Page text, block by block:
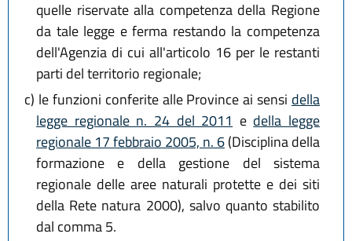
quelle riservate alla competenza della Regione
da tale legge e ferma restando la competenza
dell'Agenzia di cui all'articolo 16 per le restanti
parti del territorio regionale;
c) le funzioni conferite alle Province ai sensi della
legge regionale n. 24 del 2011 e della legge
regionale 17 febbraio 2005, n. 6(Disciplina della
formazione e della gestione del sistema
regionale delle aree naturali protette e dei siti
della Rete natura 2000), salvo quanto stabilito
dal comma 5.